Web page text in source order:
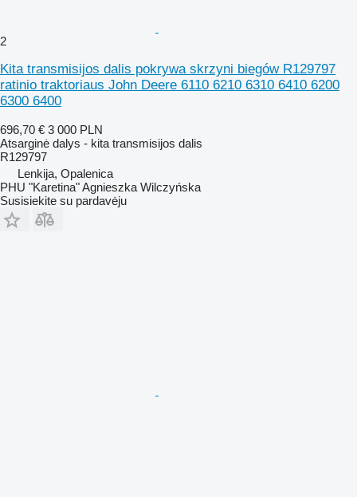
2
Kita transmisijos dalis pokrywa skrzyni biegów R129797
ratinio traktoriaus John Deere 6110 6210 6310 6410 6200
6300 6400
696,70 € 3 000 PLN
Atsarginė dalys - kita transmisijos dalis
R129797
Lenkija, Opalenica
PHU "Karetina" Agnieszka Wilczyńska
Susisiekite su pardavėju